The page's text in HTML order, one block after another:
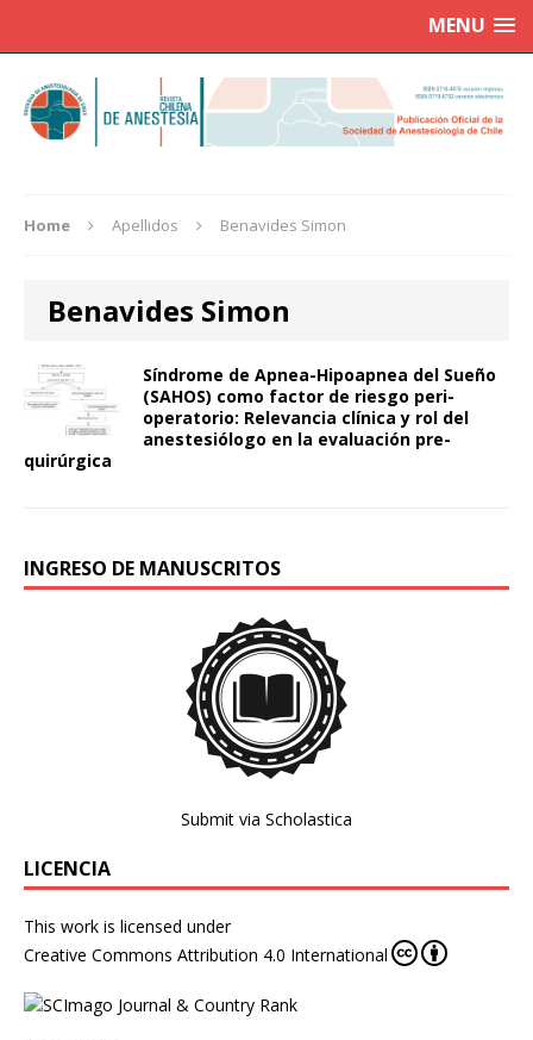
MENU
Home Apellidos Benavides Simon
Benavides Simon
Síndrome de Apnea-Hipoapnea del Sueño
(SAHOS) como factor de riesgo peri-
operatorio: Relevancia clínica y rol del
anestesiólogo en la evaluación pre-
quirúrgica
INGRESO DE MANUSCRITOS
Submit via Scholastica
LICENCIA
This work is licensed under
Creative Commons Attribution 4.0 International